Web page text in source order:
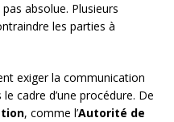
absolue. Plusieurs
les parties à
exiger la communication
cadre d’une procédure. De
, comme l’Autorité de